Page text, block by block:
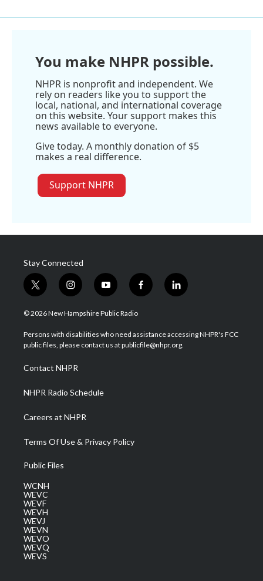
You make NHPR possible.
NHPR is nonprofit and independent. We
rely on readers like you to support the
local, national, and international coverage
on this website. Your support makes this
news available to everyone.
Give today. A monthly donation of $5
makes a real difference.
Support NHPR
Stay Connected
t
w
i
t
e
i
n
s
a
g
a
m
y
o
u
u
b
f
a
b
o
l
i
e
d
© 2026 New Hampshire Public Radio
Persons with disabilities who need assistance accessing NHPR's FCC
public files, please contact us at publicfile@nhpr.org.
Contact NHPR
NHPR Radio Schedule
Careers at NHPR
Terms Of Use & Privacy Policy
Public Files
WCNH
WEVC
WEVF
WEVH
WEVJ
WEVN
WEVO
WEVQ
WEVS